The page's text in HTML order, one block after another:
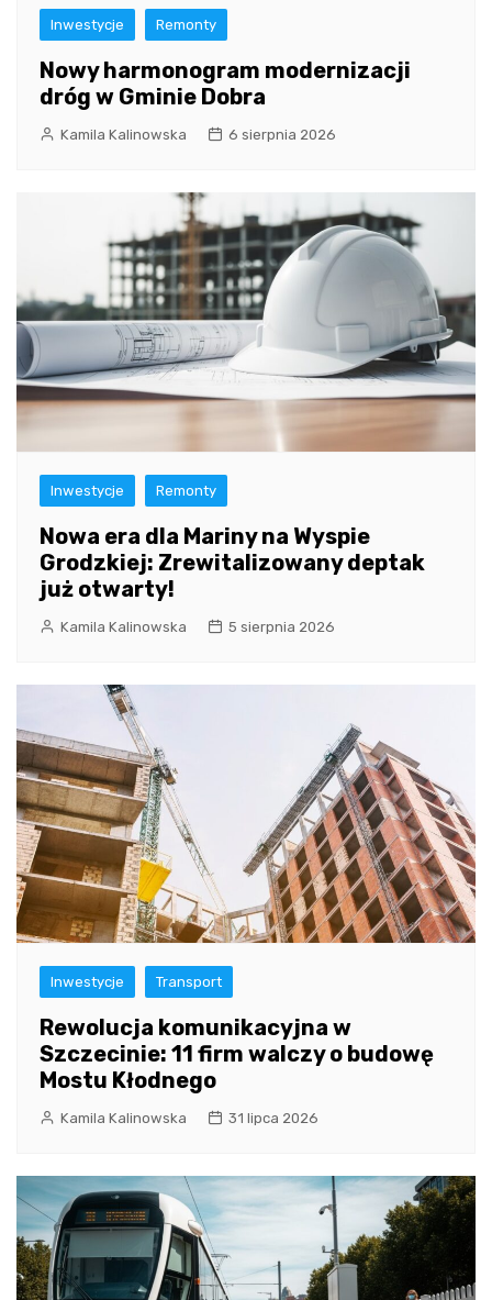
Inwestycje Remonty
Nowy harmonogram modernizacji
dróg w Gminie Dobra
Kamila Kalinowska 6 sierpnia 2026
Inwestycje Remonty
Nowa era dla Mariny na Wyspie
Grodzkiej: Zrewitalizowany deptak
już otwarty!
Kamila Kalinowska 5 sierpnia 2026
Inwestycje Transport
Rewolucja komunikacyjna w
Szczecinie: 11 firm walczy o budowę
Mostu Kłodnego
Kamila Kalinowska 31 lipca 2026